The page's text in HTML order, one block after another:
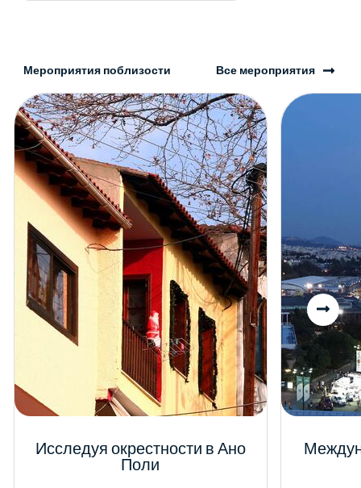
Мероприятия поблизости Все мероприятия
Исследуя окрестности в Ано
Поли